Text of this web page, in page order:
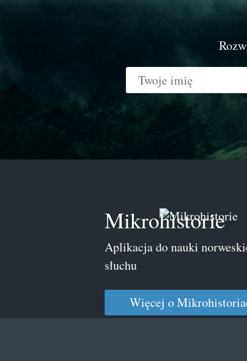
Mikrohistorie
Aplikacja do nauki
słuchu
Więcej o